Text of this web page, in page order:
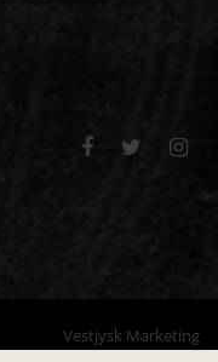
  
Vestjysk Marketing